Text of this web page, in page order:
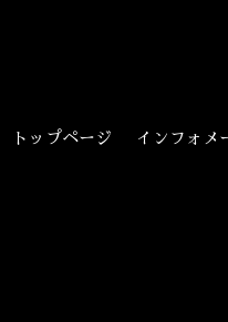
トップページ インフォメ